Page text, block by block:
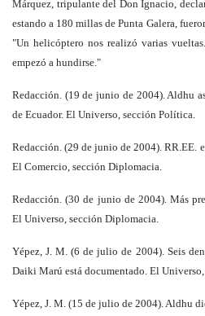
Márquez, tripulante del Don Ignacio,
estando a 180 millas de Punta Galera,
"Un helicóptero nos realizó varias
empezó a hundirse."
Redacción. (19 de junio de 2004). Aldhu
de Ecuador. El Universo, sección Política.
Redacción. (29 de junio de 2004). RR.EE.
El Comercio, sección Diplomacia.
Redacción. (30 de junio de 2004). Más
El Universo, sección Diplomacia.
Yépez, J. M. (6 de julio de 2004). Seis
Daiki Marú está documentado. El
Yépez, J. M. (15 de julio de 2004). Aldhu